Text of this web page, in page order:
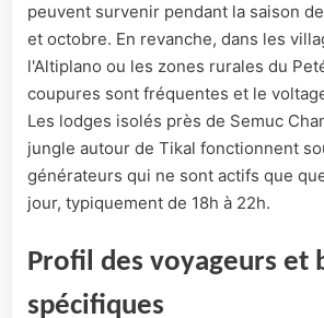
peuvent survenir pendant la saison
et octobre. En revanche, dans les
l'Altiplano ou les zones rurales du
coupures sont fréquentes et le
Les lodges isolés près de Semuc
jungle autour de Tikal fonctionnent
générateurs qui ne sont actifs que
jour, typiquement de 18h à 22h.
Profil des voyageurs et
spécifiques